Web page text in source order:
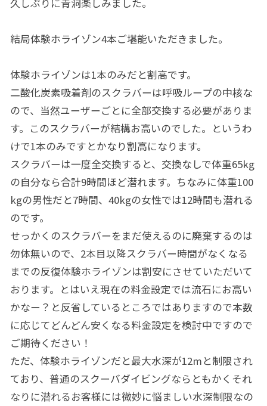
結局体験ホライゾン4本ご堪能いただきました。
体験ホライゾンは1本のみだと割高です。
二酸化炭素吸着剤のスクラバーは呼吸ループの中核な
ので、当然ユーザーごとに全部交換する必要がありま
す。このスクラバーが結構お高いのでした。というわ
けで1本のみですとかなり割高になります。
スクラバーは一度全交換すると、交換なしで体重65kg
の自分なら合計9時間ほど潜れます。ちなみに体重100
kgの男性だと7時間、40kgの女性では12時間も潜れる
のです。
せっかくのスクラバーをまだ使えるのに廃棄するのは
勿体無いので、2本目以降スクラバー時間がなくなる
までの反復体験ホライゾンは割安にさせていただいて
おります。とはいえ現在の料金設定では流石にお高い
かなー？と反省しているところではありますので本数
に応じてどんどん安くなる料金設定を検討中ですので
ご期待ください！
ただ、体験ホライゾンだと最大水深が12mと制限され
ており、普通のスクーバダイビングならともかくそれ
なりに潜れるお客様には微妙に悩ましい水深制限なの